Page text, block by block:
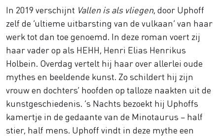
In 2019 verschijnt Vallen is als vliegen, door Uphoff
zelf de ‘ultieme uitbarsting van de vulkaan’ van haar
werk tot dan toe genoemd. In deze roman voert zij
haar vader op als HEHH, Henri Elias Henrikus
Holbein. Overdag vertelt hij haar over allerlei oude
mythes en beeldende kunst. Zo schildert hij zijn
vrouw en dochters’ hoofden op talloze naakten uit de
kunstgeschiedenis. ’s Nachts bezoekt hij Uphoffs
kamertje in de gedaante van de Minotaurus – half
stier, half mens. Uphoff vindt in deze mythe een